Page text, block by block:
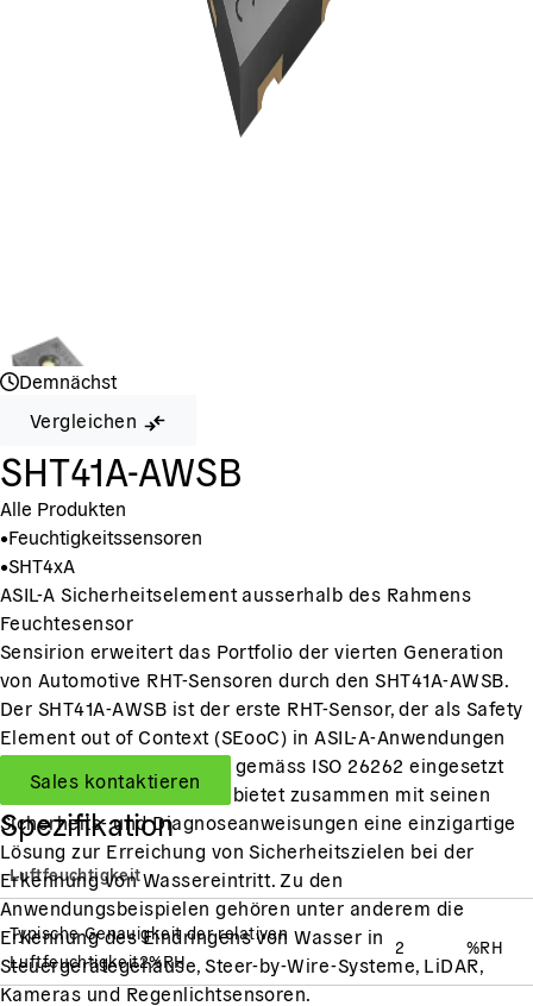
Demnächst
Vergleichen
SHT41A-AWSB
Alle Produkten
•Feuchtigkeitssensoren
•SHT4xA
ASIL-A Sicherheitselement ausserhalb des Rahmens
Feuchtesensor
Sensirion erweitert das Portfolio der vierten Generation
von Automotive RHT-Sensoren durch den SHT41A-AWSB.
Der SHT41A-AWSB ist der erste RHT-Sensor, der als Safety
Element out of Context (SEooC) in ASIL-A-Anwendungen
für funktionale Sicherheit gemäss ISO 26262 eingesetzt
werden kann. Der Sensor bietet zusammen mit seinen
Sicherheits- und Diagnoseanweisungen eine einzigartige
Lösung zur Erreichung von Sicherheitszielen bei der
Erkennung von Wassereintritt. Zu den
Anwendungsbeispielen gehören unter anderem die
Erkennung des Eindringens von Wasser in
Steuergerätegehäuse, Steer-by-Wire-Systeme, LiDAR,
Kameras und Regenlichtsensoren.
Sales kontaktieren
Spezifikation
Luftfeuchtigkeit
Typische Genauigkeit der relativen
Luftfeuchtigkeit2%RH
2 %RH